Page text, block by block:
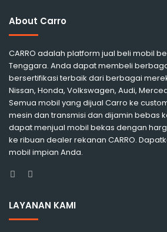
About Carro
CARRO adalah platform jual beli mobil
Tenggara. Anda dapat membeli
bersertifikasi terbaik dari berbagai
Nissan, Honda, Volkswagen, Audi,
Semua mobil yang dijual Carro ke
mesin dan transmisi dan dijamin bebas
dapat menjual mobil bekas dengan
ke ribuan dealer rekanan CARRO.
mobil impian Anda.
Facebook
Instagram
LAYANAN KAMI